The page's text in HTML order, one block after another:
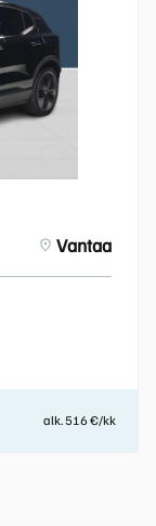
Vantaa
alk. 516 €/kk